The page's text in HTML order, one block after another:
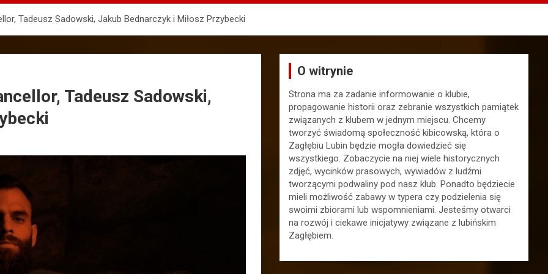
Tadeusz Sadowski, Jakub Bednarczyk i Miłosz Przybecki
Tadeusz Sadowski,
O witrynie
Strona ma za zadanie informowanie o klubie,
propagowanie historii oraz zebranie wszystkich pamiątek
związanych z klubem w jednym miejscu. Chcemy
tworzyć świadomą społeczność kibicowską, która o
Zagłębiu Lubin będzie mogła dowiedzieć się
wszystkiego. Zobaczycie na niej wiele historycznych
zdjęć, wycinków prasowych, wywiadów z ludźmi
tworzącymi podwaliny pod nasz klub. Ponadto będziecie
mieli możliwość zabawy w typera czy podzielenia się
swoimi zbiorami lub wspomnieniami. Jesteśmy otwarci
na rozwój i ciekawe inicjatywy związane z lubińskim
Zagłębiem.